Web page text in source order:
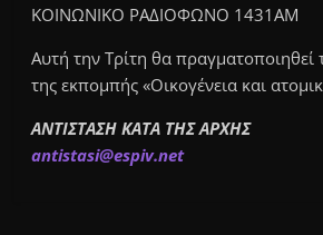
ΚΟΙΝΩΝΙΚΟ ΡΑΔΙΟΦΩΝΟ 1431ΑΜ
Αυτή την Τρίτη θα πραγματοποιηθεί
της εκπομπής «Οικογένεια και
ΑΝΤΙΣΤΑΣΗ ΚΑΤΑ ΤΗΣ ΑΡΧΗΣ
antistasi@espiv.net